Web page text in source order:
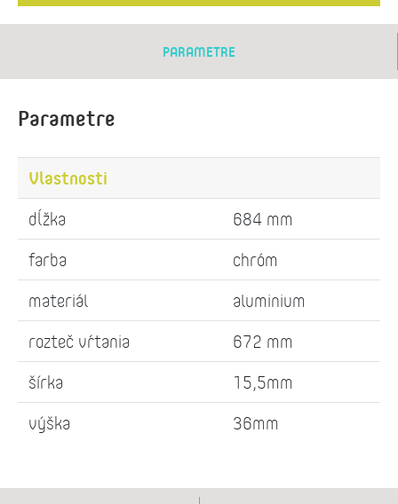
PARAMETRE
Parametre
Vlastnosti
dĺžka
684 mm
farba
chróm
materiál
aluminium
rozteč vŕtania
672 mm
šírka
15,5mm
výška
36mm